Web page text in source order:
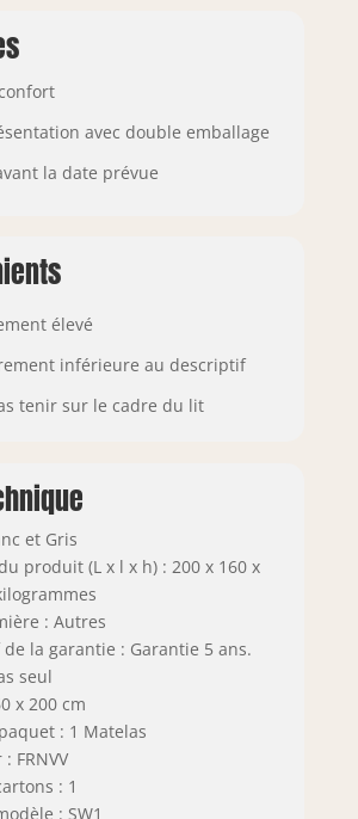
avec double emballage
la date prévue
élevé
inférieure au descriptif
tenir sur le cadre du lit
et Gris
produit (L x l x h) : 200 x 160 x
: Autres
la garantie : Garantie 5 ans.
seul
x 200 cm
: 1 Matelas
FRNVV
: 1
: SW1